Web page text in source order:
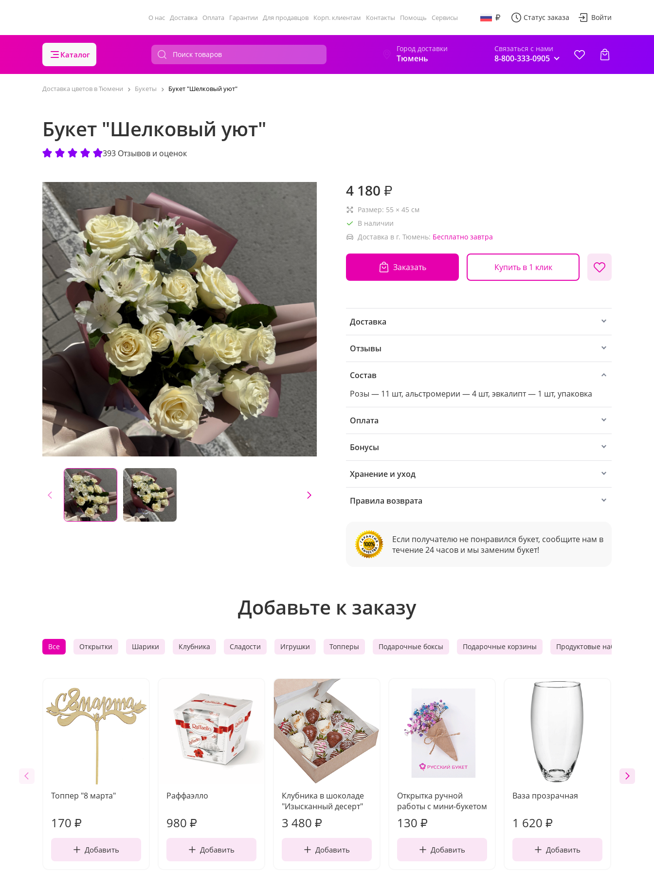
О нас Доставка Оплата Гарантии Для продавцов Корп. клиентам Контакты Помощь Сервисы Статус заказа Войти
Каталог
Город доставки
Тюмень
Связаться с нами
8-800-333-0905
Доставка цветов в Тюмени Букеты Букет "Шелковый уют"
Букет "Шелковый уют"
393 Отзывов и оценок
4 180 ₽
Размер: 55 × 45 см
В наличии
Доставка в г. Тюмень: Бесплатно завтра
Заказать Купить в 1 клик
Доставка
Отзывы
Состав
Розы — 11 шт, альстромерии — 4 шт, эвкалипт — 1 шт, упаковка
Оплата
Бонусы
Хранение и уход
Правила возврата
Если получателю не понравился букет, сообщите нам в
течение 24 часов и мы заменим букет!
Добавьте к заказу
Все Открытки Шарики Клубника Сладости Игрушки Топперы Подарочные боксы Подарочные корзины Продуктовые наборы
Топпер "8 марта"
170 ₽
Добавить
Раффаэлло
980 ₽
Добавить
Клубника в шоколаде
"Изысканный десерт"
3 480 ₽
Добавить
Открытка ручной
работы с мини-букетом
130 ₽
Добавить
Ваза прозрачная
1 620 ₽
Добавить